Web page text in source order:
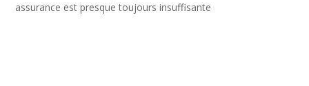
assurance est presque toujours insuffisante